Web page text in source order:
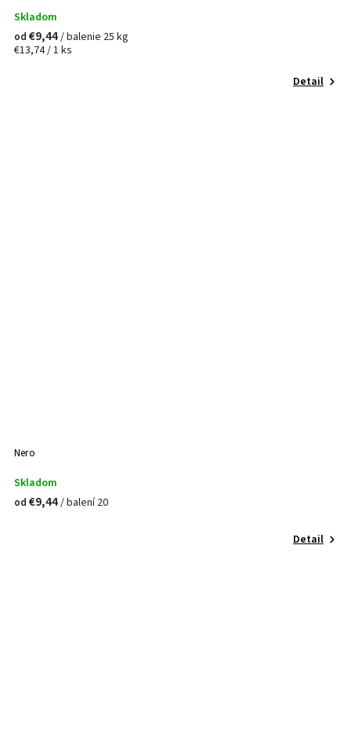
Skladom
od €9,44/ balenie 25 kg
€13,74 / 1 ks
Detail
Nero
Skladom
od €9,44/ balení 20
Detail